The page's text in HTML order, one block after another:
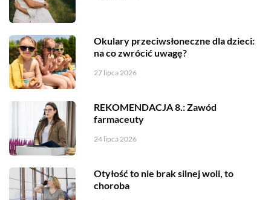
Okulary przeciwsłoneczne dla dzieci:
na co zwrócić uwagę?
27 lipca 2026
REKOMENDACJA 8.: Zawód
farmaceuty
24 lipca 2026
Otyłość to nie brak silnej woli, to
choroba